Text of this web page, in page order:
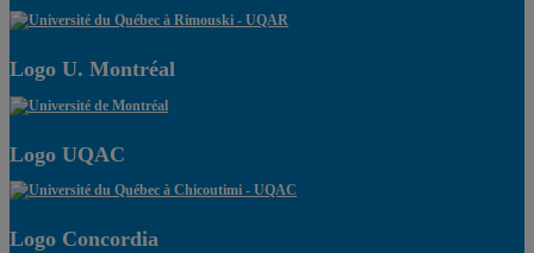
Logo U. Montréal
Logo UQAC
Logo Concordia